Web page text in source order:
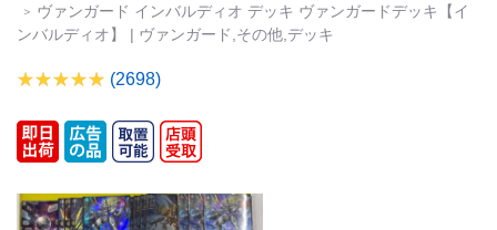
ヴァンガード インバルディオ デッキ ヴァンガードデッキ【イ
ンバルディオ】 | ヴァンガード,その他,デッキ
(2698)